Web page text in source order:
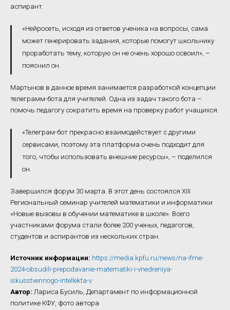
аспирант.
«Нейросеть, исходя из ответов ученика на вопросы, сама
может генерировать задания, которые помогут школьнику
проработать тему, которую он не очень хорошо освоил», –
пояснил он.
Мартынов в данное время занимается разработкой концепции
телеграмм-бота для учителей. Одна из задач такого бота –
помочь педагогу сократить время на проверку работ учащихся.
«Телеграм-бот прекрасно взаимодействует с другими
сервисами, поэтому эта платформа очень подходит для
того, чтобы использовать внешние ресурсы», – поделился
он.
Завершился форум 30 марта. В этот день состоялся XIII
Региональный семинар учителей математики и информатики
«Новые вызовы в обучении математике в школе». Всего
участниками форума стали более 200 ученых, педагогов,
студентов и аспирантов из нескольких стран.
Источник информации: https://media.kpfu.ru/news/na-ifme-
2024-obsudili-prepodavanie-matematiki-i-vnedreniya-
iskusstvennogo-intellekta-v
Автор: Лариса Бусиль, Департамент по информационной
политике КФУ, фото автора